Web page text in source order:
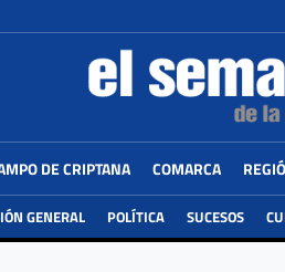
DE CRIPTANA COMARCA
GENERAL POLÍTICA SUCESOS